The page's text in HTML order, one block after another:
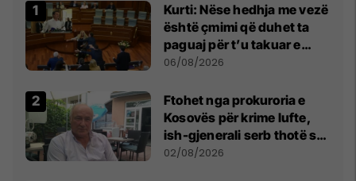
Kurti: Nëse hedhja me vezë
është çmimi që duhet ta
paguaj për t’u takuar e
bashkëbiseduar jam i
06/08/2026
Ftohet nga prokuroria e
Kosovës për krime lufte,
ish-gjenerali serb thotë se
dikush e tradhtoi në
02/08/2026